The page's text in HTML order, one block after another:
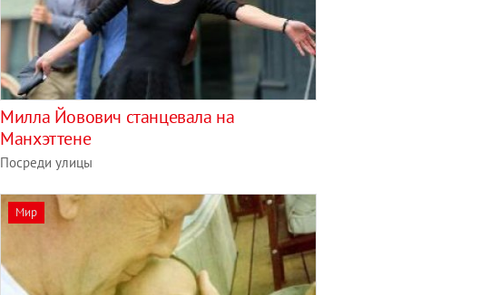
Милла Йовович станцевала на
Манхэттене
Посреди улицы
Мир